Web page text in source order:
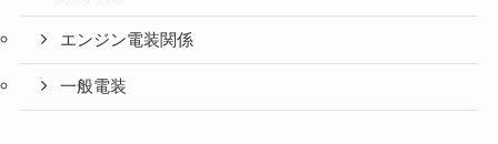
エンジン電装関係
一般電装